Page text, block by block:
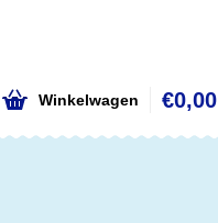
Winkelwagen €0,00